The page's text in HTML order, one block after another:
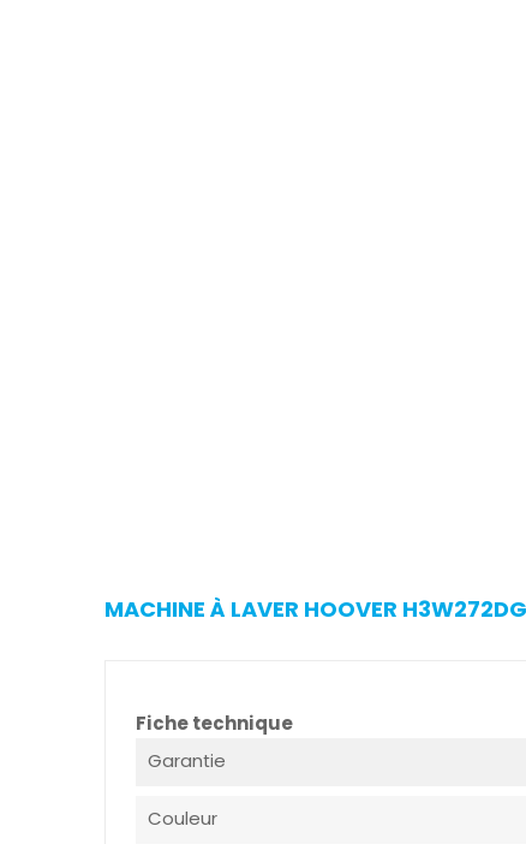
MACHINE À LAVER HOOVER
Fiche technique
Garantie
Couleur